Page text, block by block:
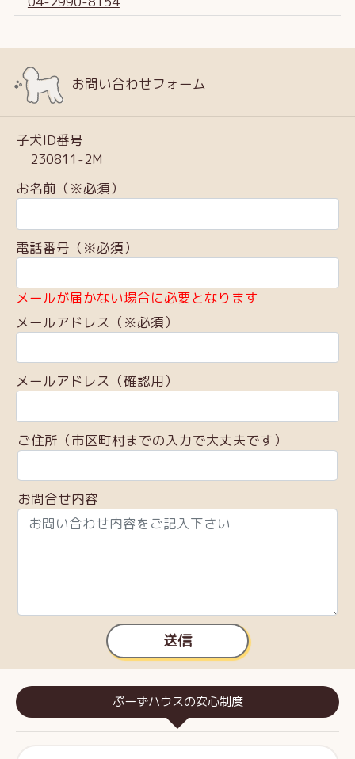
お問い合わせフォーム
子犬ID番号
230811-2M
お名前（※必須）
電話番号（※必須）
メールが届かない場合に必要となります
メールアドレス（※必須）
メールアドレス（確認用）
ご住所（市区町村までの入力で大丈夫です）
お問合せ内容
送信
ぷーずハウスの安心制度